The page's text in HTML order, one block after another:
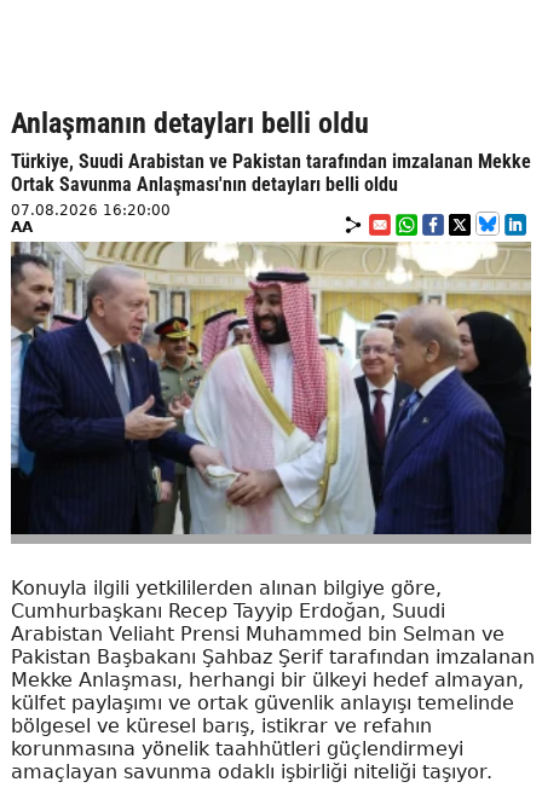
Anlaşmanın detayları belli oldu
Türkiye, Suudi Arabistan ve Pakistan tarafından imzalanan Mekke
Ortak Savunma Anlaşması'nın detayları belli oldu
07.08.2026 16:20:00
AA
Konuyla ilgili yetkililerden alınan bilgiye göre,
Cumhurbaşkanı Recep Tayyip Erdoğan, Suudi
Arabistan Veliaht Prensi Muhammed bin Selman ve
Pakistan Başbakanı Şahbaz Şerif tarafından imzalanan
Mekke Anlaşması, herhangi bir ülkeyi hedef almayan,
külfet paylaşımı ve ortak güvenlik anlayışı temelinde
bölgesel ve küresel barış, istikrar ve refahın
korunmasına yönelik taahhütleri güçlendirmeyi
amaçlayan savunma odaklı işbirliği niteliği taşıyor.